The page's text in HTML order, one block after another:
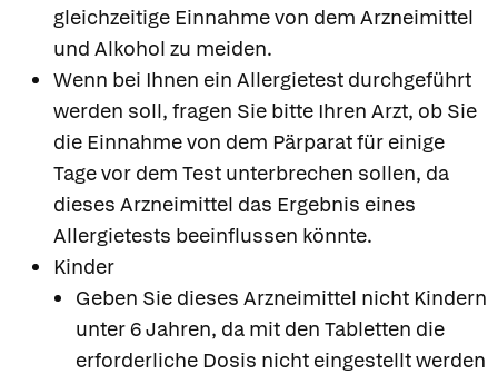
gleichzeitige Einnahme von dem Arzneimittel
und Alkohol zu meiden.
Wenn bei Ihnen ein Allergietest durchgeführt
werden soll, fragen Sie bitte Ihren Arzt, ob Sie
die Einnahme von dem Pärparat für einige
Tage vor dem Test unterbrechen sollen, da
dieses Arzneimittel das Ergebnis eines
Allergietests beeinflussen könnte.
Kinder
Geben Sie dieses Arzneimittel nicht Kindern
unter 6 Jahren, da mit den Tabletten die
erforderliche Dosis nicht eingestellt werden